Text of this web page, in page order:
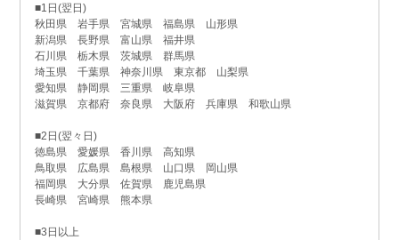
■1日(翌日)
秋田県 岩手県 宮城県 福島県 山形県
新潟県 長野県 富山県 福井県
石川県 栃木県 茨城県 群馬県
埼玉県 千葉県 神奈川県 東京都 山梨県
愛知県 静岡県 三重県 岐阜県
滋賀県 京都府 奈良県 大阪府 兵庫県 和歌山県
■2日(翌々日)
徳島県 愛媛県 香川県 高知県
鳥取県 広島県 島根県 山口県 岡山県
福岡県 大分県 佐賀県 鹿児島県
長崎県 宮崎県 熊本県
■3日以上